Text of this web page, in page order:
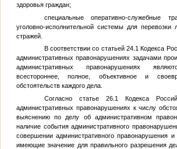
здоровья граждан;
специальные оперативно-служебные
уголовно-исполнительной системы для
стражей.
В соответствии со статьей 24.1 Кодекса
административных правонарушениях задачами
административных правонарушениях
всестороннее, полное, объективное и
обстоятельств каждого дела.
Согласно статье 26.1 Кодекса
административных правонарушениях к числу
выяснению по делу об административном
наличие события административного
совершении административного правонарушения и
имеющие значение для правильного разрешения